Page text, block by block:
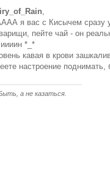
,
я вас с Кисычем сразу
пейте чай - он
*_*
кавая в крови
настроение поднимать,
а не казаться.